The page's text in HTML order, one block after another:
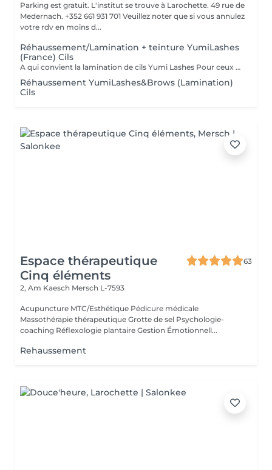
Parking est gratuit. L'institut se trouve à Larochette. 49 rue de
Medernach. +352 661 931 701 Veuillez noter que si vous annulez
votre rdv en moins d...
Réhaussement/Lamination + teinture YumiLashes
(France) Cils
A qui convient la lamination de cils Yumi Lashes Pour ceux qui ont: - cils courts - cils poussant droits - cils poussant vers le bas - cils clairs - avec absence de paupière - avec paupière supérieure débordante - avec des paupières « affaissées » liées à l'âge - mener une vie active - gagner du temps - ceux qui partent en vacances, en voyage Vous obtenez des cils brillants avec une belle courbe. Un peu de magie et voila
Réhaussement YumiLashes&Brows (Lamination)
Cils
Espace thérapeutique
Cinq éléments
63
2, Am Kaesch Mersch L-7593
Acupuncture MTC/Esthétique Pédicure médicale
Massothérapie thérapeutique Grotte de sel Psychologie-
coaching Réflexologie plantaire Gestion Émotionnell...
Rehaussement